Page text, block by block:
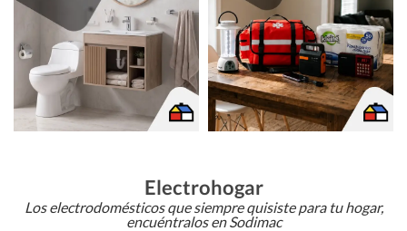
Electrohogar
Los electrodomésticos que siempre quisiste para tu hogar,
encuéntralos en Sodimac